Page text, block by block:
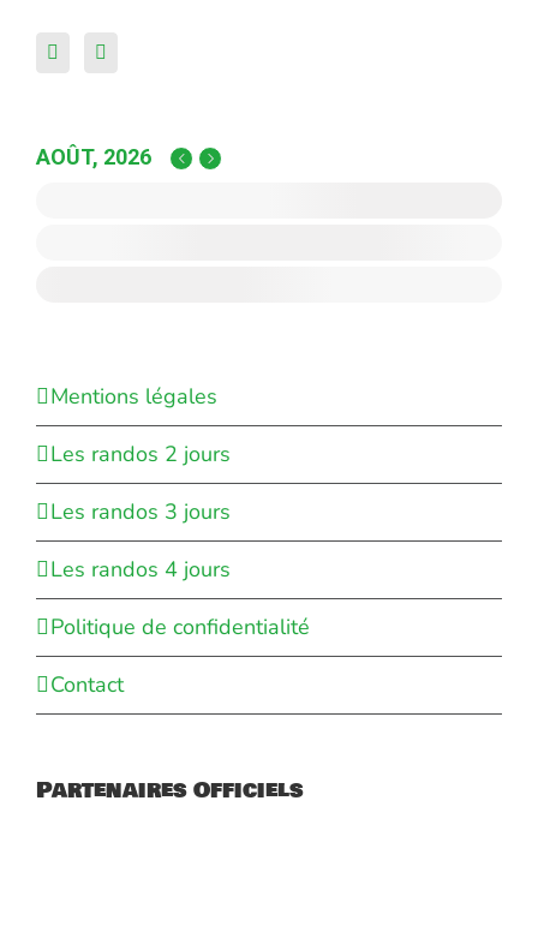
AOÛT, 2026
Mentions légales
Les randos 2 jours
Les randos 3 jours
Les randos 4 jours
Politique de confidentialité
Contact
Partenaires Officiels